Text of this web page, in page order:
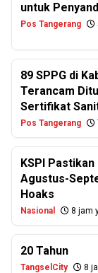
untuk
Pos Tangerang
89 SPPG di
Terancam
Sertifikat
Pos Tangerang
KSPI
Agustus-
Hoaks
Nasional 8 jam
20 Tahun
TangselCity 8